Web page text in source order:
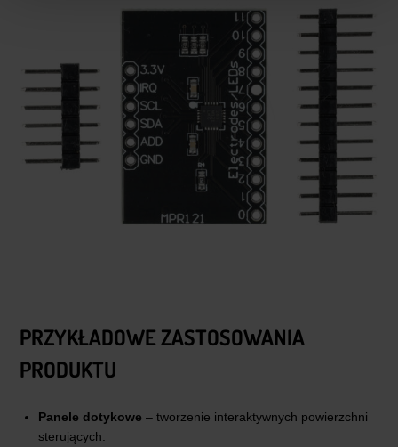
PRZYKŁADOWE ZASTOSOWANIA
PRODUKTU
Panele dotykowe – tworzenie interaktywnych powierzchni
sterujących.